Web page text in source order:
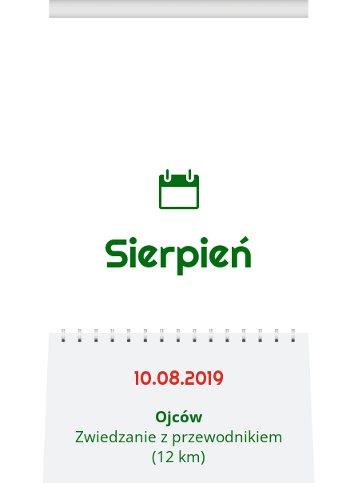

Sierpień
10.08.2019
Ojców
Zwiedzanie z przewodnikiem
(12 km)